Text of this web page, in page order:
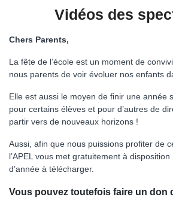
Vidéos des
Chers Parents,
La fête de l’école est un moment de
nous parents de voir évoluer nos enfants
Elle est aussi le moyen de finir une année
pour certains élèves et pour d’autres de
partir vers de nouveaux horizons !
Aussi, afin que nous puissions profiter de
l’APEL vous met gratuitement à
d’année à télécharger.
Vous pouvez toutefois faire un don